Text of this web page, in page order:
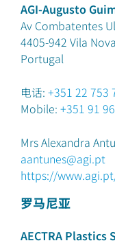
AGI-Augusto
Av Combatentes
4405-942 Vila
Portugal
电话: +351 22 753
Mobile: +351 91
Mrs Alexandra
aantunes@agi.pt
https://
罗马尼亚
AECTRA Plastics